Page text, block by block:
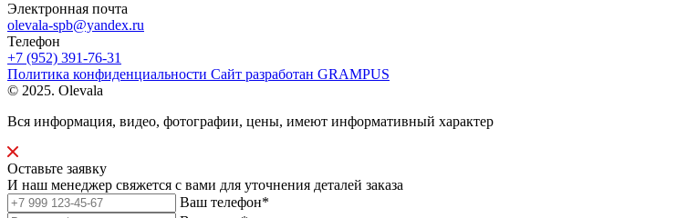
Электронная почта
olevala-spb@yandex.ru
Телефон
+7 (952) 391-76-31
Политика конфиденциальности Сайт разработан GRAMPUS
© 2025. Olevala
Вся информация, видео, фотографии, цены, имеют информативный характер
Оставьте заявку
И наш менеджер свяжется с вами для уточнения деталей заказа
Ваш телефон*